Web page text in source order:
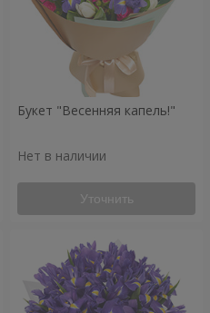
Букет "Весенняя капель!"
Нет в наличии
Уточнить